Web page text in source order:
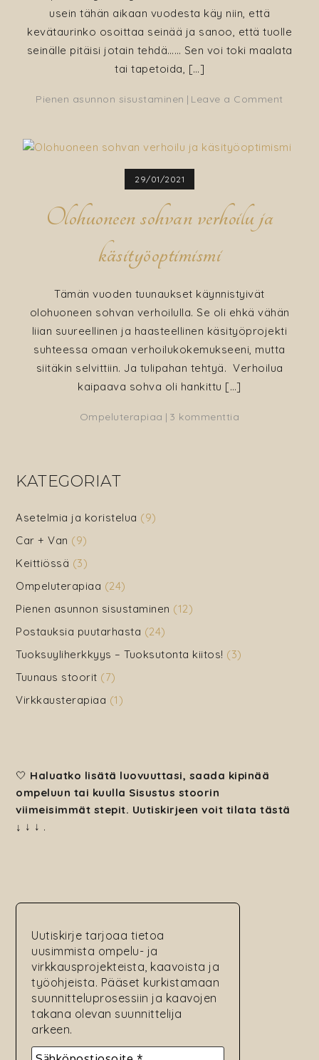
usein tähän aikaan vuodesta käy niin, että
kevätaurinko osoittaa seinää ja sanoo, että tuolle
seinälle pitäisi jotain tehdä…… Sen voi toki maalata
tai tapetoida, […]
Pienen asunnon sisustaminen Leave a Comment
29/01/2021
Olohuoneen sohvan verhoilu ja
käsityöoptimismi
Tämän vuoden tuunaukset käynnistyivät
olohuoneen sohvan verhoilulla. Se oli ehkä vähän
liian suureellinen ja haasteellinen käsityöprojekti
suhteessa omaan verhoilukokemukseeni, mutta
siitäkin selvittiin. Ja tulipahan tehtyä. Verhoilua
kaipaava sohva oli hankittu […]
Ompeluterapiaa 3 kommenttia
KATEGORIAT
Asetelmia ja koristelua (9)
Car + Van (9)
Keittiössä (3)
Ompeluterapiaa (24)
Pienen asunnon sisustaminen (12)
Postauksia puutarhasta (24)
Tuoksuyliherkkyys – Tuoksutonta kiitos! (3)
Tuunaus stoorit (7)
Virkkausterapiaa (1)
🤍 Haluatko lisätä luovuuttasi, saada kipinää
ompeluun tai kuulla Sisustus stoorin
viimeisimmät stepit. Uutiskirjeen voit tilata tästä
↓ ↓ ↓ .
Uutiskirje tarjoaa tietoa
uusimmista ompelu- ja
virkkausprojekteista, kaavoista ja
työohjeista. Pääset kurkistamaan
suunnitteluprosessiin ja kaavojen
takana olevan suunnittelija
arkeen.